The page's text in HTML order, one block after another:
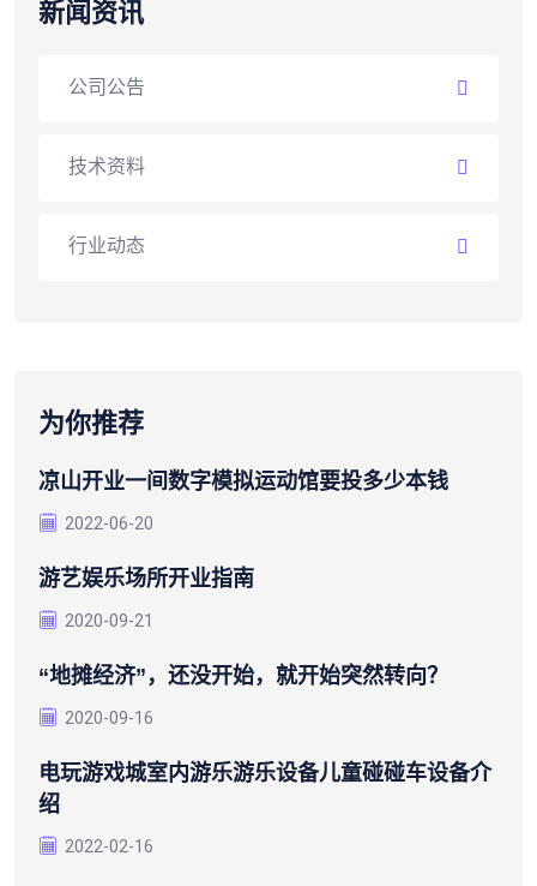
新闻资讯
公司公告
技术资料
行业动态
为你推荐
凉山开业一间数字模拟运动馆要投多少本钱
2022-06-20
游艺娱乐场所开业指南
2020-09-21
“地摊经济”，还没开始，就开始突然转向？
2020-09-16
电玩游戏城室内游乐游乐设备儿童碰碰车设备介
绍
2022-02-16